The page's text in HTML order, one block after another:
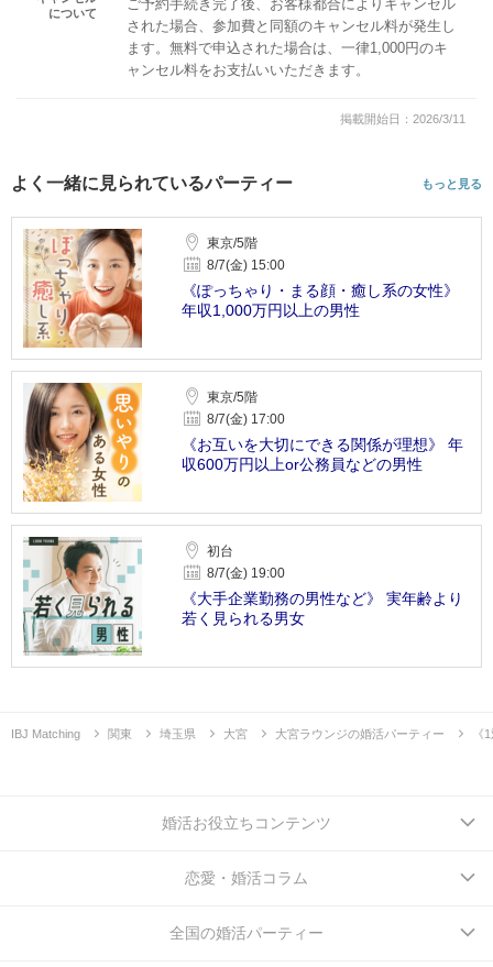
について
ご予約手続き完了後、お客様都合によりキャンセル
された場合、参加費と同額のキャンセル料が発生し
ます。無料で申込された場合は、一律1,000円のキ
ャンセル料をお支払いいただきます。
掲載開始日：2026/3/11
よく一緒に見られているパーティー もっと見る
東京/5階
8/7(金) 15:00
《ぽっちゃり・まる顔・癒し系の女性》
年収1,000万円以上の男性
東京/5階
8/7(金) 17:00
《お互いを大切にできる関係が理想》 年
収600万円以上or公務員などの男性
初台
8/7(金) 19:00
《大手企業勤務の男性など》 実年齢より
若く見られる男女
IBJ Matching 関東 埼玉県 大宮 大宮ラウンジの婚活パーティー 《
婚活お役立ちコンテンツ
恋愛・婚活コラム
全国の婚活パーティー